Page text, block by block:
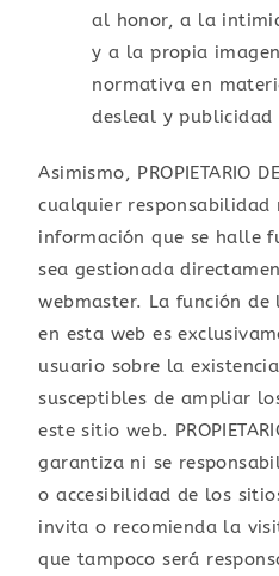
al honor, a la
y a la propia
normativa en
desleal y
Asimismo, PROPIETARIO
cualquier responsabilidad
información que se halle
sea gestionada
webmaster. La función de
en esta web es
usuario sobre la
susceptibles de ampliar
este sitio web.
garantiza ni se
o accesibilidad de los
invita o recomienda la
que tampoco será